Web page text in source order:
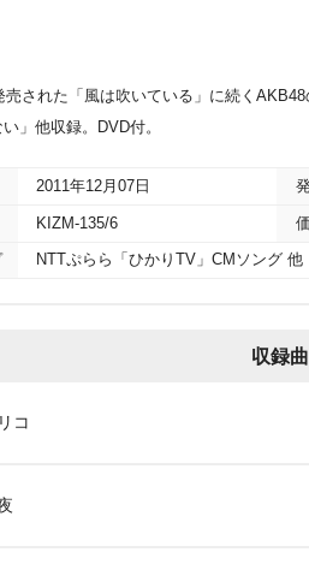
売された「風は吹いている」に続く
」他収録。DVD付。
2011年12月07日
KIZM-135/6
NTTぷらら「ひかりTV」CMソング 他
収録曲
コ